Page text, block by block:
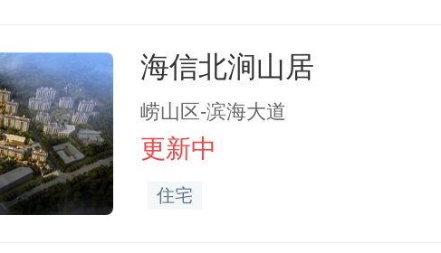
海信北涧山居
崂山区-滨海大道
更新中
住宅